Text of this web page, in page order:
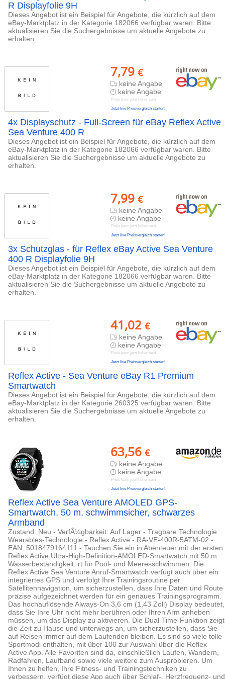
R Displayfolie 9H
Dieses Angebot ist ein Beispiel für Angebote, die kürzlich auf dem
eBay-Marktplatz in der Kategorie 182066 verfügbar waren. Bitte
aktualisieren Sie die Suchergebnisse um aktuelle Angebote zu
erhalten.
7,79 €
keine Angabe
keine Angabe
Preis kann jetzt höher sein
Jetzt live Preisvergleich starten!
4x Displayschutz - Full-Screen für eBay Reflex Active
Sea Venture 400 R
Dieses Angebot ist ein Beispiel für Angebote, die kürzlich auf dem
eBay-Marktplatz in der Kategorie 182066 verfügbar waren. Bitte
aktualisieren Sie die Suchergebnisse um aktuelle Angebote zu
erhalten.
7,99 €
keine Angabe
keine Angabe
Preis kann jetzt höher sein
Jetzt live Preisvergleich starten!
3x Schutzglas - für Reflex eBay Active Sea Venture
400 R Displayfolie 9H
Dieses Angebot ist ein Beispiel für Angebote, die kürzlich auf dem
eBay-Marktplatz in der Kategorie 182066 verfügbar waren. Bitte
aktualisieren Sie die Suchergebnisse um aktuelle Angebote zu
erhalten.
41,02 €
keine Angabe
keine Angabe
Preis kann jetzt höher sein
Jetzt live Preisvergleich starten!
Reflex Active - Sea Venture eBay R1 Premium
Smartwatch
Dieses Angebot ist ein Beispiel für Angebote, die kürzlich auf dem
eBay-Marktplatz in der Kategorie 260325 verfügbar waren. Bitte
aktualisieren Sie die Suchergebnisse um aktuelle Angebote zu
erhalten.
63,56 €
keine Angabe
keine Angabe
Preis kann jetzt höher sein
Jetzt live Preisvergleich starten!
Reflex Active Sea Venture AMOLED GPS-
Smartwatch, 50 m, schwimmsicher, schwarzes
Armband
Zustand: Neu - VerfÃ¼gbarkeit: Auf Lager - Tragbare Technologie
Wearables-Technologie - Reflex Active - RA-VE-400R-5ATM-02 -
EAN: 5018479164111 - Tauchen Sie ein in Abenteuer mit der ersten
Reflex Active Ultra-High-Definition-AMOLED-Smartwatch mit 50 m
Wasserbeständigkeit, rt für Pool- und Meeresschwimmen. Die
Reflex Active Sea Venture Anruf-Smartwatch verfügt auch über ein
integriertes GPS und verfolgt Ihre Trainingsroutine per
Satellitennavigation, um sicherzustellen, dass Ihre Daten und Route
präzise aufgezeichnet werden für ein genaues Trainingsprogramm.
Das hochauflösende Always-On 3,6 cm (1,43 Zoll) Display bedeutet,
dass Sie Ihre Uhr nicht mehr berühren oder Ihren Arm anheben
müssen, um das Display zu aktivieren. Die Dual-Time-Funktion zeigt
die Zeit zu Hause und unterwegs an, um sicherzustellen, dass Sie
auf Reisen immer auf dem Laufenden bleiben. Es sind so viele tolle
Sportmodi enthalten, mit über 100 zur Auswahl über die Reflex
Active App. Alle Favoriten sind da, einschließlich Laufen, Wandern,
Radfahren, Laufband sowie viele weitere zum Ausprobieren. Um
Ihnen zu helfen, Ihre Fitness- und Trainingstechniken zu
verbessern, verfügt diese App auch über Schlaf-, Herzfrequenz- und